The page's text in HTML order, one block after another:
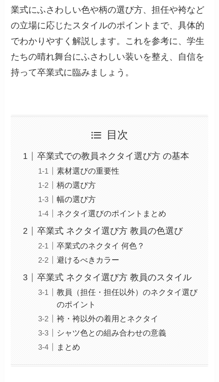
業式にふさわしい色や柄の選び方、担任や袴など
の立場に応じたスタイルのポイントまで、具体的
でわかりやすく解説します。これを参考に、学生
たちの晴れ舞台にふさわしい装いを整え、自信を
持って卒業式に臨みましょう。
目次
卒業式での教員ネクタイ選び方 の基本
素材選びの重要性
柄の選び方
幅の選び方
ネクタイ選びのポイントまとめ
卒業式 ネクタイ選び方 教員の色選び
卒業式のネクタイ 何色？
避けるべきカラー
卒業式 ネクタイ選び方 教員のスタイル
教員（担任・担任以外）のネクタイ選び
のポイント
袴・袴以外の着用とネクタイ
シャツ色との組み合わせの意義
まとめ